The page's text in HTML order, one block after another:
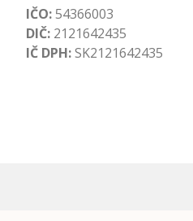
IČO:54366003
DIČ: 2121642435
IČ DPH:SK2121642435